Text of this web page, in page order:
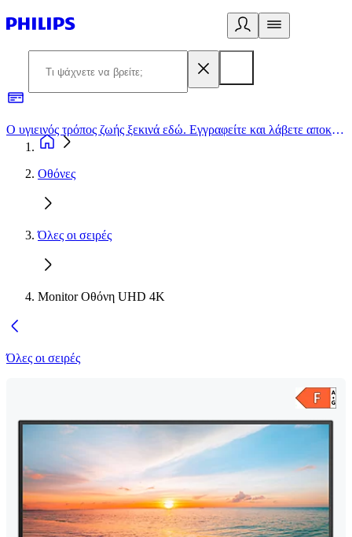
Ο υγιεινός τρόπος ζωής ξεκινά εδώ. Εγγραφείτε και λάβετε αποκλειστικές προσφορές
Οθόνες
Όλες οι σειρές
Monitor Οθόνη UHD 4K
Όλες οι σειρές